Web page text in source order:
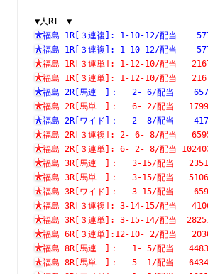
▼人RT　▼
福島 1R[３連複]: 1-10-12/配当
福島 1R[３連複]: 1-10-12/配当
福島 1R[３連単]: 1-12-10/配当
福島 1R[３連単]: 1-12-10/配当
福島 2R[馬連　]：　 2- 6/配当
福島 2R[馬単　]：　 6- 2/配当
福島 2R[ワイド]：　 2- 8/配当
福島 2R[３連複]: 2- 6- 8/配当
福島 2R[３連単]: 6- 2- 8/配当
福島 3R[馬連　]：　 3-15/配
福島 3R[馬単　]：　 3-15/配
福島 3R[ワイド]：　 3-15/配
福島 3R[３連複]: 3-14-15/配
福島 3R[３連単]: 3-15-14/配
福島 6R[３連単]:12-10- 2/配当
福島 8R[馬連　]：　 1- 5/配当
福島 8R[馬単　]：　 5- 1/配当